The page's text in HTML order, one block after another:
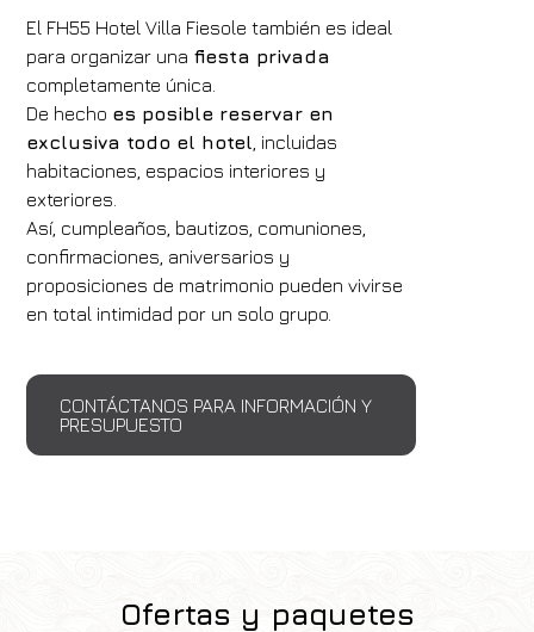
El FH55 Hotel Villa Fiesole también es ideal
para organizar una fiesta privada
completamente única.
De hecho es posible reservar en
exclusiva todo el hotel , incluidas
habitaciones, espacios interiores y
exteriores.
Así, cumpleaños, bautizos, comuniones,
confirmaciones, aniversarios y
proposiciones de matrimonio pueden vivirse
en total intimidad por un solo grupo.
CONTÁCTANOS PARA INFORMACIÓN Y
PRESUPUESTO
Ofertas y paquetes